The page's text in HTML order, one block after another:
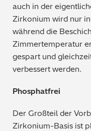
Archäometrie
Automobilindustrie
auch in der
Zirkonium wird nur
während die
Zimmertemperatur
gespart und
verbessert werden.
Phosphatfrei
Der Großteil der
Zirkonium-Basis ist